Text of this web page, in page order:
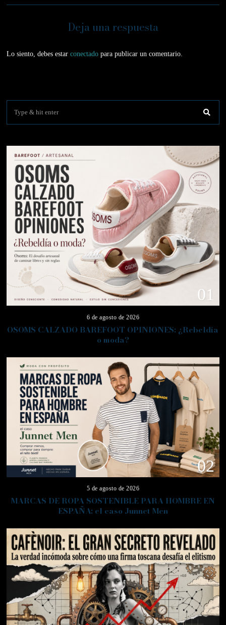
Deja una respuesta
Lo siento, debes estarconectado para publicar un comentario.
01
6 de agosto de 2026
OSOMS CALZADO BAREFOOT OPINIONES: ¿Rebeldía
o moda?
02
5 de agosto de 2026
MARCAS DE ROPA SOSTENIBLE PARA HOMBRE EN
ESPAÑA: el caso Junnet Men